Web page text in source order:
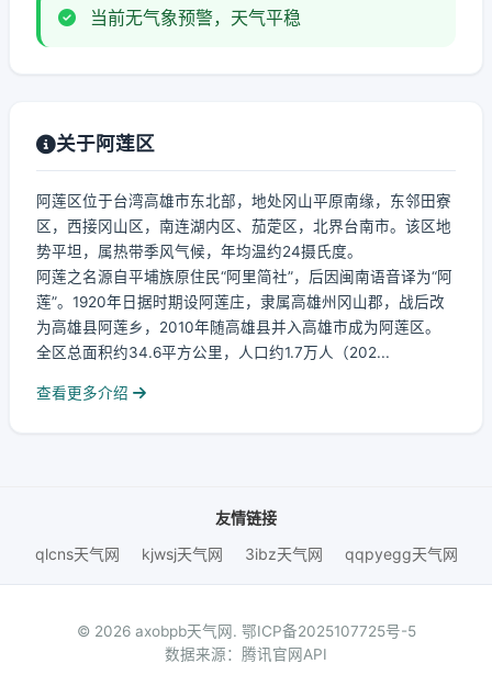
当前无气象预警，天气平稳
关于阿莲区
阿莲区位于台湾高雄市东北部，地处冈山平原南缘，东邻田寮
区，西接冈山区，南连湖内区、茄萣区，北界台南市。该区地
势平坦，属热带季风气候，年均温约24摄氏度。
阿莲之名源自平埔族原住民“阿里简社”，后因闽南语音译为“阿
莲”。1920年日据时期设阿莲庄，隶属高雄州冈山郡，战后改
为高雄县阿莲乡，2010年随高雄县并入高雄市成为阿莲区。
全区总面积约34.6平方公里，人口约1.7万人（202...
查看更多介绍
友情链接
qlcns天气网
kjwsj天气网 3ibz天气网 qqpyegg天气网
© 2026 axobpb天气网. 鄂ICP备2025107725号-5
数据来源：腾讯官网API